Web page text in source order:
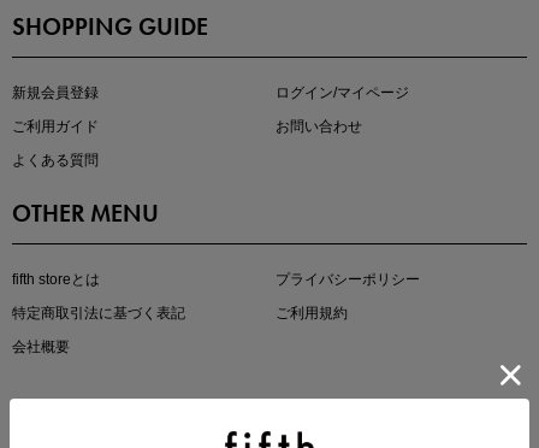
真夏のオフィスカジュアル
SHOPPING GUIDE
新規会員登録
ログイン/マイページ
ご利用ガイド
お問い合わせ
よくある質問
OTHER MENU
fifth storeとは
プライバシーポリシー
特定商取引法に基づく表記
ご利用規約
会社概要